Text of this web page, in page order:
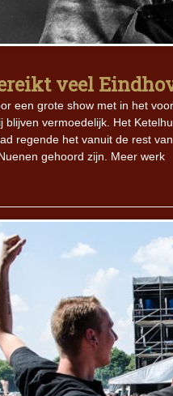
veel
een grote show met in het
vermoedelijk. Het
regende het vanuit de rest
gehoord zijn. Meer werk